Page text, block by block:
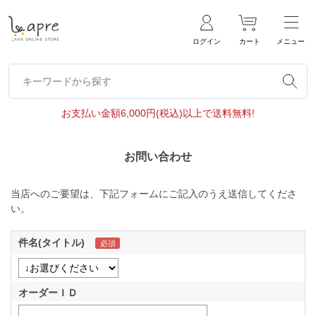
ログイン カート メニュー
キーワードから探す
キーワードから探す
お支払い金額6,000円(税込)以上で送料無料!
お問い合わせ
当店へのご要望は、下記フォームにご記入のうえ送信してくださ
い。
件名(タイトル)
オーダーＩＤ